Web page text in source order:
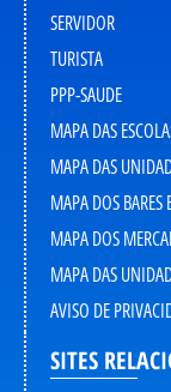
SERVIDOR
TURISTA
PPP-SAUDE
MAPA DAS
MAPA DAS
MAPA DOS BARES
MAPA DOS
MAPA DAS
AVISO DE
SITES